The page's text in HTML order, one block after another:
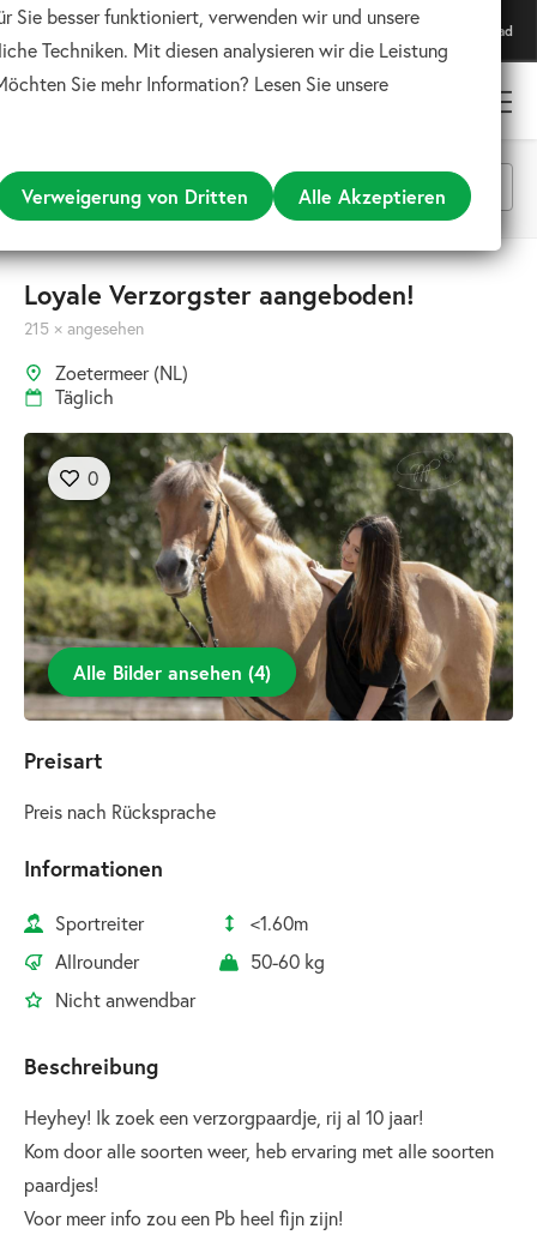
Lade unsere App herunter
Für das beste Erlebnis
Download
Alle Kategorien
Loyale Verzorgster aangeboden!
215 × angesehen
Zoetermeer (NL)
Täglich
Alle Bilder ansehen (4)
0
Preisart
Preis nach Rücksprache
Informationen
Sportreiter
Allrounder
Nicht anwendbar
<1.60m
50-60 kg
Beschreibung
Heyhey! Ik zoek een verzorgpaardje, rij al 10 jaar!
Kom door alle soorten weer, heb ervaring met alle soorten
paardjes!
Voor meer info zou een Pb heel fijn zijn!
Sie besser funktioniert, verwenden wir und unsere
Techniken. Mit diesen analysieren wir die Leistung
Sie mehr Information? Lesen Sie unsere
Verweigerung von Dritten Alle Akzeptieren